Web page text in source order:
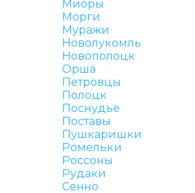
Миоры
Морги
Муражи
Новолукомль
Новополоцк
Орша
Петровцы
Полоцк
Поснудье
Поставы
Пушкаришки
Ромельки
Россоны
Рудаки
Сенно